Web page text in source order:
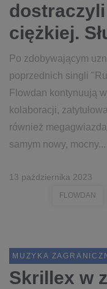
ciężkiej.
Po zdobywającym
poprzednich singli
Flowdan kontynuują
kolaboracji,
również
samym nowy, mocny...
13 października 2023
FLOWDAN
MUZYKA
Skrillex w